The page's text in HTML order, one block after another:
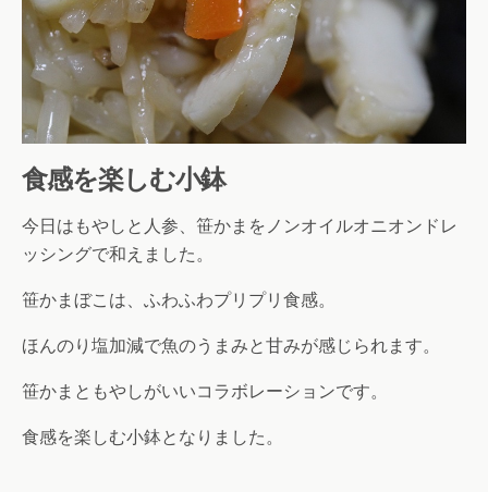
食感を楽しむ小鉢
今日はもやしと人参、笹かまをノンオイルオニオンドレ
ッシングで和えました。
笹かまぼこは、ふわふわプリプリ食感。
ほんのり塩加減で魚のうまみと甘みが感じられます。
笹かまともやしがいいコラボレーションです。
食感を楽しむ小鉢となりました。